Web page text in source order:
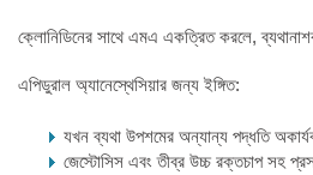
ক্লোনিডিনের সাথে এমএ একত্রিত করলে,
এপিডুরাল অ্যানেস্থেসিয়ার জন্য ইঙ্গিত:
যখন ব্যথা উপশমের অন্যান্য পদ্ধতি
জেস্টোসিস এবং তীব্র উচ্চ রক্তচাপ সহ